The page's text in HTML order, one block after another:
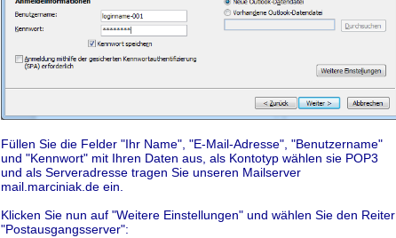
Füllen Sie die Felder "Ihr Name", "E-Mail-Adresse", "Benutzername"
und "Kennwort" mit Ihren Daten aus, als Kontotyp wählen sie POP3
und als Serveradresse tragen Sie unseren Mailserver
mail.marciniak.de ein.
Klicken Sie nun auf "Weitere Einstellungen" und wählen Sie den Reiter
"Postausgangsserver":